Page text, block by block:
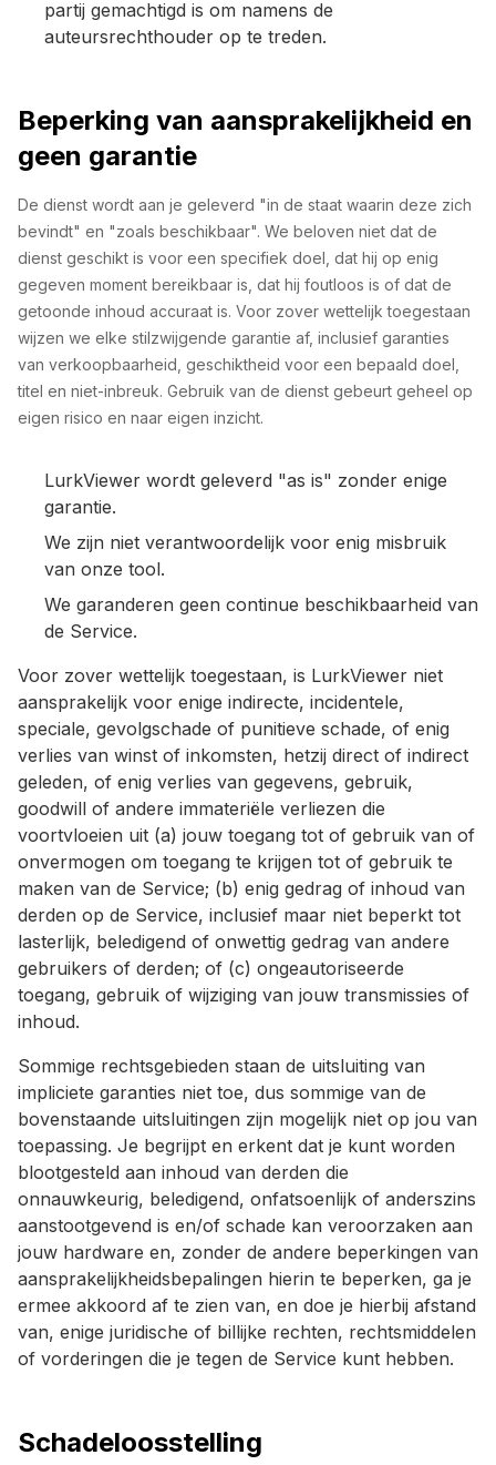
partij gemachtigd is om namens de
auteursrechthouder op te treden.
Beperking van aansprakelijkheid en
geen garantie
De dienst wordt aan je geleverd "in de staat waarin deze zich
bevindt" en "zoals beschikbaar". We beloven niet dat de
dienst geschikt is voor een specifiek doel, dat hij op enig
gegeven moment bereikbaar is, dat hij foutloos is of dat de
getoonde inhoud accuraat is. Voor zover wettelijk toegestaan
wijzen we elke stilzwijgende garantie af, inclusief garanties
van verkoopbaarheid, geschiktheid voor een bepaald doel,
titel en niet-inbreuk. Gebruik van de dienst gebeurt geheel op
eigen risico en naar eigen inzicht.
LurkViewer wordt geleverd "as is" zonder enige
garantie.
We zijn niet verantwoordelijk voor enig misbruik
van onze tool.
We garanderen geen continue beschikbaarheid van
de Service.
Voor zover wettelijk toegestaan, is LurkViewer niet
aansprakelijk voor enige indirecte, incidentele,
speciale, gevolgschade of punitieve schade, of enig
verlies van winst of inkomsten, hetzij direct of indirect
geleden, of enig verlies van gegevens, gebruik,
goodwill of andere immateriële verliezen die
voortvloeien uit (a) jouw toegang tot of gebruik van of
onvermogen om toegang te krijgen tot of gebruik te
maken van de Service; (b) enig gedrag of inhoud van
derden op de Service, inclusief maar niet beperkt tot
lasterlijk, beledigend of onwettig gedrag van andere
gebruikers of derden; of (c) ongeautoriseerde
toegang, gebruik of wijziging van jouw transmissies of
inhoud.
Sommige rechtsgebieden staan de uitsluiting van
impliciete garanties niet toe, dus sommige van de
bovenstaande uitsluitingen zijn mogelijk niet op jou van
toepassing. Je begrijpt en erkent dat je kunt worden
blootgesteld aan inhoud van derden die
onnauwkeurig, beledigend, onfatsoenlijk of anderszins
aanstootgevend is en/of schade kan veroorzaken aan
jouw hardware en, zonder de andere beperkingen van
aansprakelijkheidsbepalingen hierin te beperken, ga je
ermee akkoord af te zien van, en doe je hierbij afstand
van, enige juridische of billijke rechten, rechtsmiddelen
of vorderingen die je tegen de Service kunt hebben.
Schadeloosstelling